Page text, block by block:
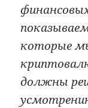
которые
должны